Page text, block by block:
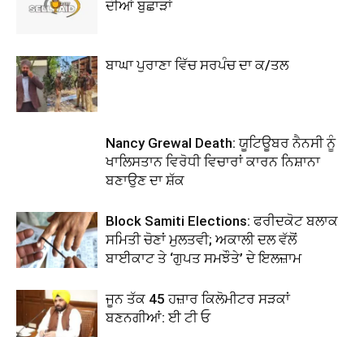
ਦੀਆਂ ਬੁਛਾੜਾਂ
ਬਾਘਾ ਪੁਰਾਣਾ ਵਿੱਚ ਸਰਪੰਚ ਦਾ ਕ/ਤਲ
Nancy Grewal Death: ਯੂਟਿਊਬਰ ਨੈਨਸੀ ਨੂੰ
ਖਾਲਿਸਤਾਨ ਵਿਰੋਧੀ ਵਿਚਾਰਾਂ ਕਾਰਨ ਨਿਸ਼ਾਨਾ
ਬਣਾਉਣ ਦਾ ਸ਼ੱਕ
Block Samiti Elections: ਫਰੀਦਕੋਟ ਬਲਾਕ
ਸਮਿਤੀ ਚੋਣਾਂ ਮੁਲਤਵੀ; ਅਕਾਲੀ ਦਲ ਵੱਲੋਂ
ਬਾਈਕਾਟ ਤੇ ‘ਗੁਪਤ ਸਮਝੌਤੇ’ ਦੇ ਇਲਜ਼ਾਮ
ਜੂਨ ਤੱਕ 45 ਹਜ਼ਾਰ ਕਿਲੋਮੀਟਰ ਸੜਕਾਂ
ਬਣਨਗੀਆਂ: ਈ ਟੀ ਓ